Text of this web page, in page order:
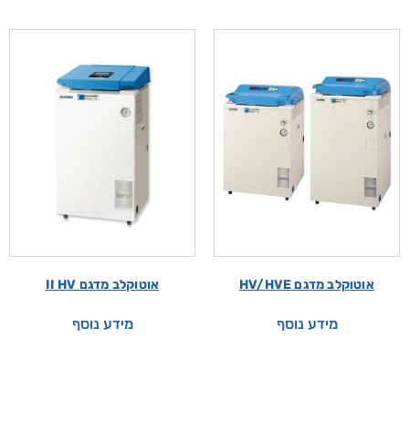
אוטוקלב מדגם HV/HVE
מידע נוסף
אוטוקלב מדגם II HV
מידע נוסף